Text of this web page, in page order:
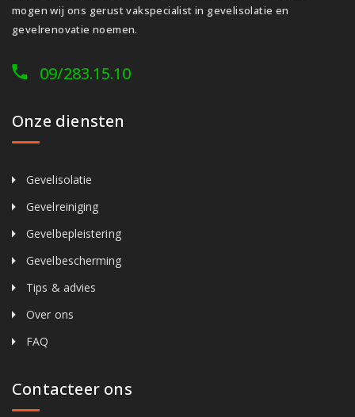
mogen wij ons gerust vakspecialist in gevelisolatie en
gevelrenovatie noemen.
09/283.15.10
Onze diensten
Gevelisolatie
Gevelreiniging
Gevelbepleistering
Gevelbescherming
Tips & advies
Over ons
FAQ
Contacteer ons